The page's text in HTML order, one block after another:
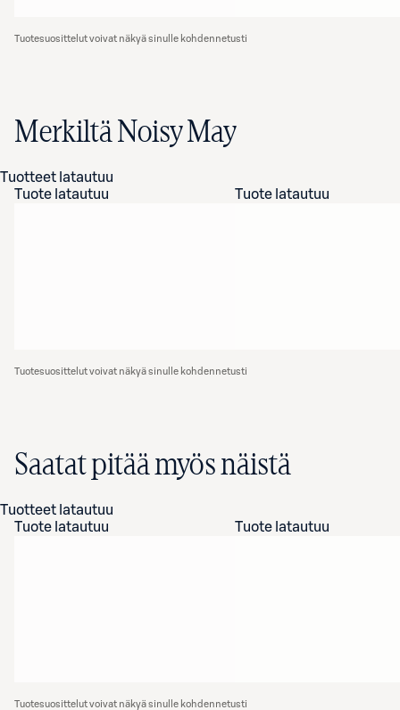
Tuotesuosittelut voivat näkyä sinulle kohdennetusti
Merkiltä Noisy May
Tuotteet latautuu
Tuote latautuu
Tuote latautuu
Tuotesuosittelut voivat näkyä sinulle kohdennetusti
Saatat pitää myös näistä
Tuotteet latautuu
Tuote latautuu
Tuote latautuu
Tuotesuosittelut voivat näkyä sinulle kohdennetusti